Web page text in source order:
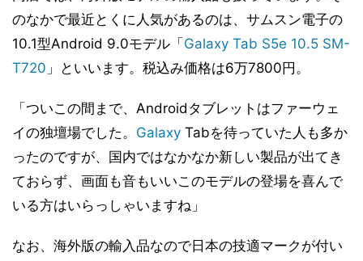
のなかで最近とくに人気があるのは、サムスン電子の
10.1型Android 9.0モデル「 Galaxy Tab S5e 10.5 SM-
T720 」といいます。税込み価格は6万7800円。
「ついこの間まで、Androidタブレットはファーウェ
イの独壇場でした。 Galaxy Tabを待っていた人も多か
ったのですが、国内ではなかなか新しい製品が出てき
ておらず、画面も音もいいこのモデルの登場を喜んで
いる方はいらっしゃいますね」
なお、海外版の輸入品なので日本の技適マークが付い